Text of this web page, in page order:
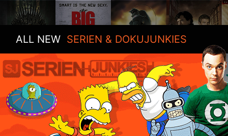
ALL NEW SERIEN & DOKUJUNKIES